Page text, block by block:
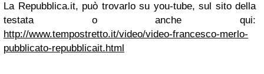
La Repubblica.it, può trovarlo su you-tube, sul sito della
testata o anche qui:
http://www.tempostretto.it/video/video-francesco-merlo-
pubblicato-repubblicait.html